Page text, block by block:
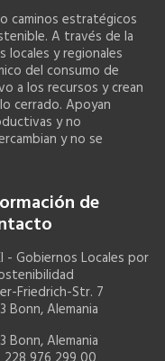
caminos estratégicos
A través de la
locales y regionales
del consumo de
a los recursos y crean
cerrado. Apoyan
y no
y no se
de
- Gobiernos Locales por
Friedrich-Str. 7
Bonn, Alemania
Bonn, Alemania